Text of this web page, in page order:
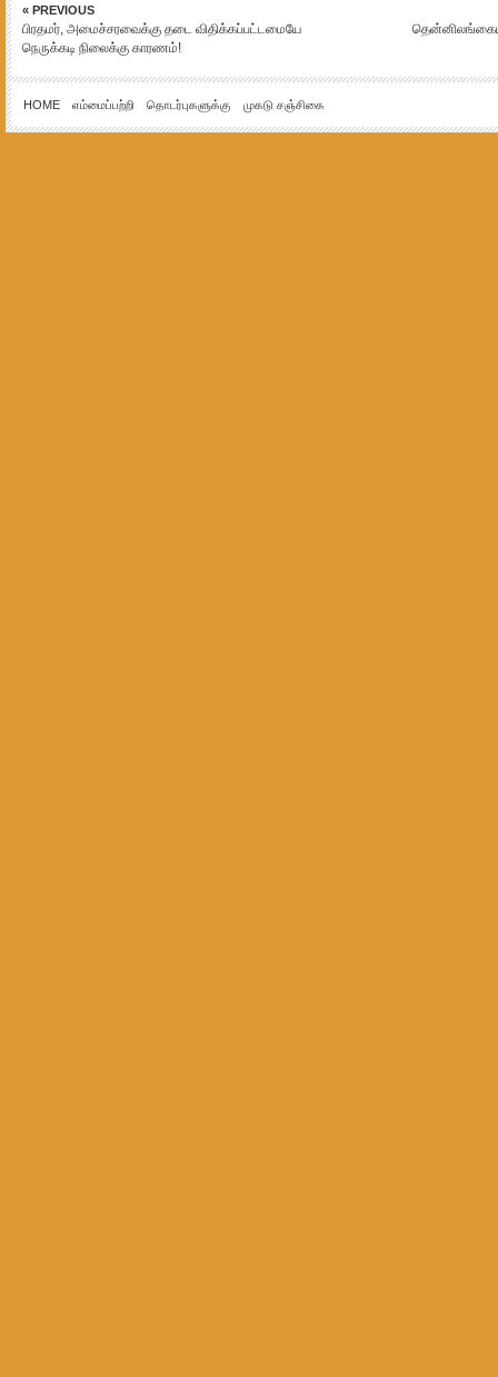
« PREVIOUS
பிரதமர், அமைச்சரவைக்கு தடை விதிக்கப்பட்டமையே
நெருக்கடி நிலைக்கு காரணம்!
HOME எம்மைப்பற்றி தொடர்புகளுக்கு முகடு சஞ்சிகை